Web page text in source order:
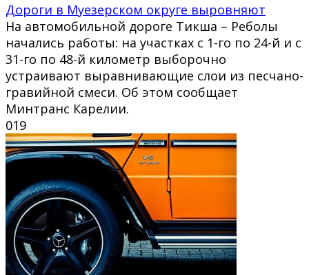
Дороги в Муезерском округе выровняют
На автомобильной дороге Тикша – Реболы
начались работы: на участках с 1-го по 24-й и с
31-го по 48-й километр выборочно
устраивают выравнивающие слои из песчано-
гравийной смеси. Об этом сообщает
Минтранс Карелии.
019